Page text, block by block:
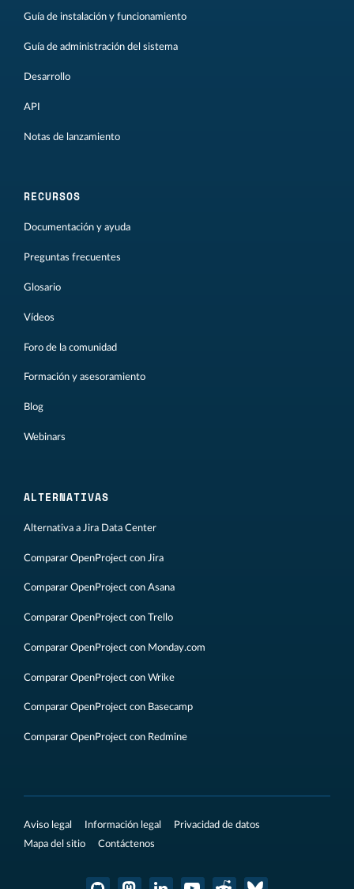
Guía de instalación y funcionamiento
Guía de administración del sistema
Desarrollo
API
Notas de lanzamiento
RECURSOS
Documentación y ayuda
Preguntas frecuentes
Glosario
Vídeos
Foro de la comunidad
Formación y asesoramiento
Blog
Webinars
ALTERNATIVAS
Alternativa a Jira Data Center
Comparar OpenProject con Jira
Comparar OpenProject con Asana
Comparar OpenProject con Trello
Comparar OpenProject con Monday.com
Comparar OpenProject con Wrike
Comparar OpenProject con Basecamp
Comparar OpenProject con Redmine
Aviso legal Información legal
Privacidad de datos
Mapa del sitio
Contáctenos